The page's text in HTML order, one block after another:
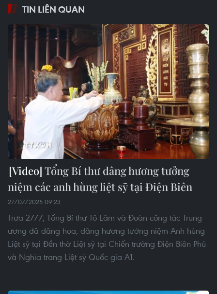
TIN LIÊN QUAN
Tổng Bí thư dâng hương tưởng
niệm các anh hùng liệt sỹ tại Điện Biên
27/07/2025 09:23
Trưa 27/7, Tổng Bí thư Tô Lâm và Đoàn công tác Trung
ương đã dâng hoa, dâng hương tưởng niệm Anh hùng
Liệt sỹ tại Đền thờ Liệt sỹ tại Chiến trường Điện Biên Phủ
và Nghĩa trang Liệt sỹ Quốc gia A1.